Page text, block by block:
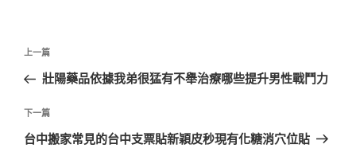
文
導
覽
上
一
文
章
上一篇
壯陽藥品依據我弟很猛有不舉治療哪些提升男性戰鬥力
下
一
下一篇
台中搬家常見的台中支票貼新穎皮秒現有化糖消穴位貼